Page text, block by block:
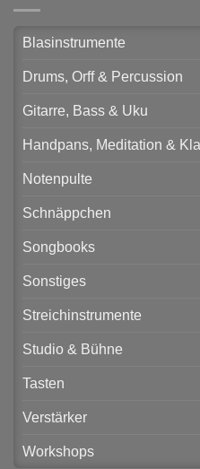
Blasinstrumente
Drums, Orff & Percussion
Gitarre, Bass & Uku
Handpans, Meditation &
Notenpulte
Schnäppchen
Songbooks
Sonstiges
Streichinstrumente
Studio & Bühne
Tasten
Verstärker
Workshops